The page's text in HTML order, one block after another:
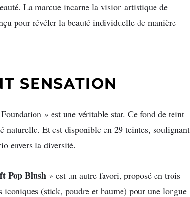
La marque incarne la vision artistique de
pour révéler la beauté individuelle de manière
SENSATION
» est une véritable star. Ce fond de teint
Et est disponible en 29 teintes, soulignant
envers la diversité.
Pop Blush » est un autre favori, proposé en trois
iconiques (stick, poudre et baume) pour une longue